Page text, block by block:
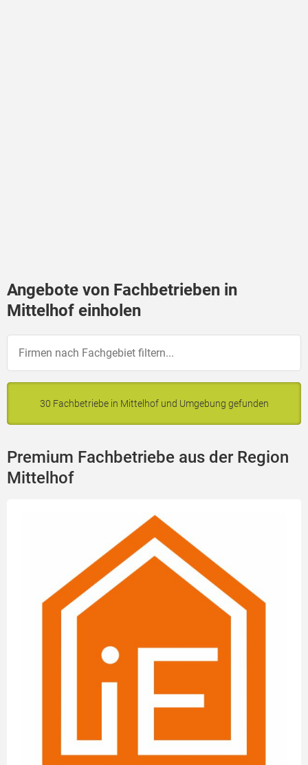
Angebote von Fachbetrieben in
Mittelhof einholen
30 Fachbetriebe in Mittelhof und Umgebung gefunden
Premium Fachbetriebe aus der Region
Mittelhof